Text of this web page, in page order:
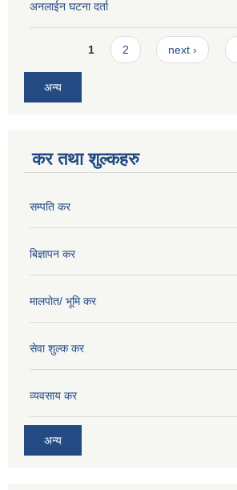
अनलाईन घटना दर्ता
Pages1 2 next ›
अन्य
कर तथा शुल्कहरु
सम्पति कर
बिज्ञापन कर
मालपोत/ भूमि कर
सेवा शुल्क कर
व्यवसाय कर
अन्य